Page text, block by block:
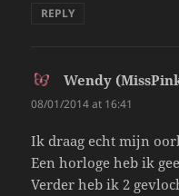
REPLY
Wendy
08/01/2014 at 16:41
Ik draag echt mijn
Een horloge heb ik
Verder heb ik 2